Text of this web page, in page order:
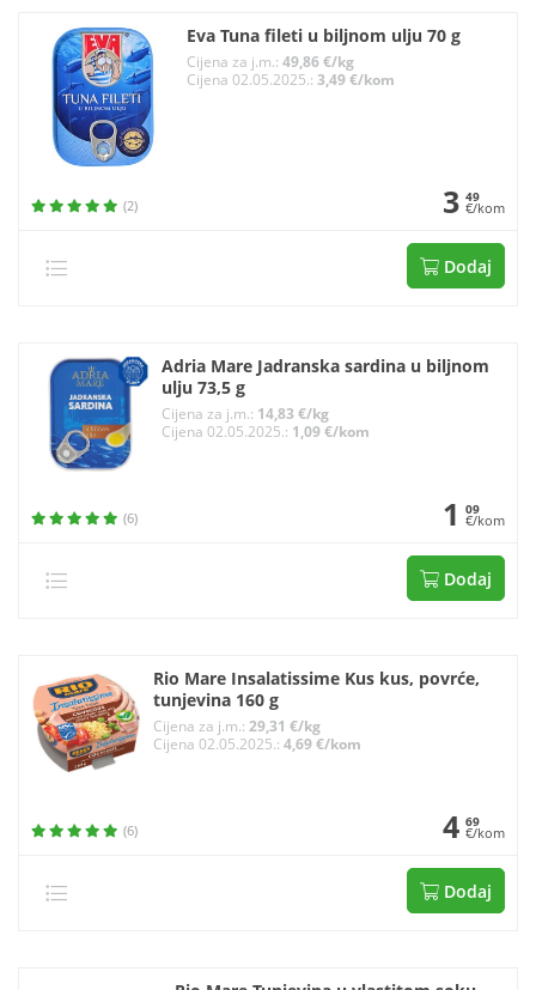
Eva Tuna fileti u biljnom ulju 70 g
Cijena za j.m.: 49,86 €/kg
Cijena 02.05.2025.: 3,49 €/kom
(2) 3 49
€/kom
Dodaj
Adria Mare Jadranska sardina u biljnom
ulju 73,5 g
Cijena za j.m.: 14,83 €/kg
Cijena 02.05.2025.: 1,09 €/kom
(6) 1 09
€/kom
Dodaj
Rio Mare Insalatissime Kus kus, povrće,
tunjevina 160 g
Cijena za j.m.:29,31 €/kg
Cijena 02.05.2025.:4,69 €/kom
(6) 4 69
€/kom
Dodaj